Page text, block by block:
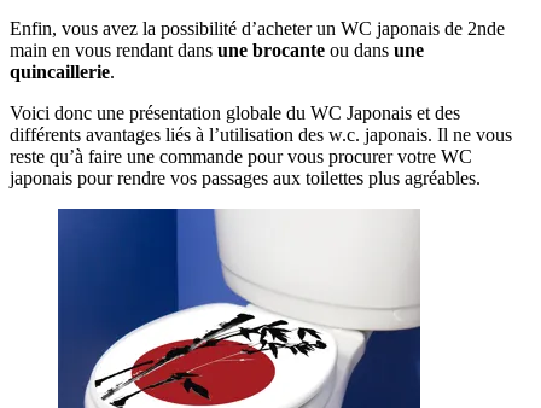
Enfin, vous avez la possibilité d’acheter un WC japonais de 2nde
main en vous rendant dans une brocante ou dans une
quincaillerie.
Voici donc une présentation globale du WC Japonais et des
différents avantages liés à l’utilisation des w.c. japonais. Il ne vous
reste qu’à faire une commande pour vous procurer votre WC
japonais pour rendre vos passages aux toilettes plus agréables.